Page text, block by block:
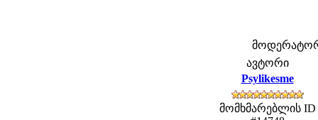
ავტორი
Psylikesme
მომხმარებლის ID